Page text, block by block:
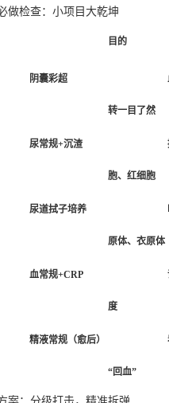
做检查：小项目大乾坤
目的
阴囊彩超
转一目了然
尿常规+沉渣
胞、红细胞
尿道拭子培养
原体、衣原体
血常规+CRP
度
精液常规（愈后）
“回血”